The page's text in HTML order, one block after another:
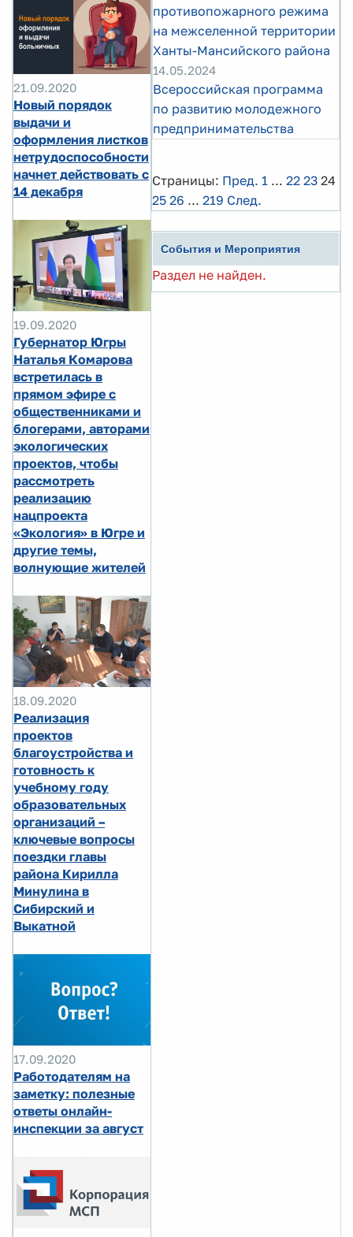
21.09.2020
Новый порядок
выдачи и
оформления листков
нетрудоспособности
начнет действовать с
14 декабря
19.09.2020
Губернатор Югры
Наталья Комарова
встретилась в
прямом эфире с
общественниками и
блогерами, авторами
экологических
проектов, чтобы
рассмотреть
реализацию
нацпроекта
«Экология» в Югре и
другие темы,
волнующие жителей
18.09.2020
Реализация
проектов
благоустройства и
готовность к
учебному году
образовательных
организаций –
ключевые вопросы
поездки главы
района Кирилла
Минулина в
Сибирский и
Выкатной
17.09.2020
Работодателям на
заметку: полезные
ответы онлайн-
инспекции за август
противопожарного режима
на межселенной территории
Ханты-Мансийского района
14.05.2024
Всероссийская программа
по развитию молодежного
предпринимательства
Страницы: Пред. 1 ... 22 23 24
25 26 ... 219 След.
События и Мероприятия
Раздел не найден.